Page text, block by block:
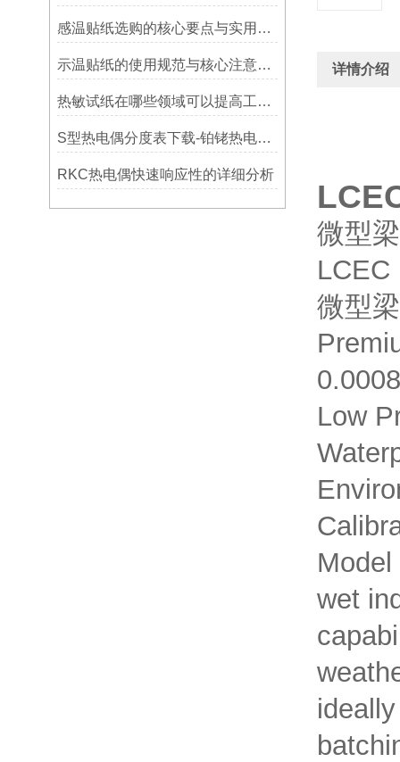
感温贴纸选购的核心要点与实用建议
示温贴纸的使用规范与核心注意事项解读
热敏试纸在哪些领域可以提高工作效率？
S型热电偶分度表下载-铂铑热电偶分度表
RKC热电偶快速响应性的详细分析
详情介绍
微型
LCEC
微型
Low
wet